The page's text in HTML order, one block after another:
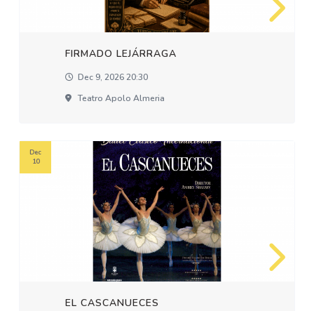
FIRMADO LEJÁRRAGA
Dec 9, 2026 20:30
Teatro Apolo Almeria
EL CASCANUECES
Dec
10